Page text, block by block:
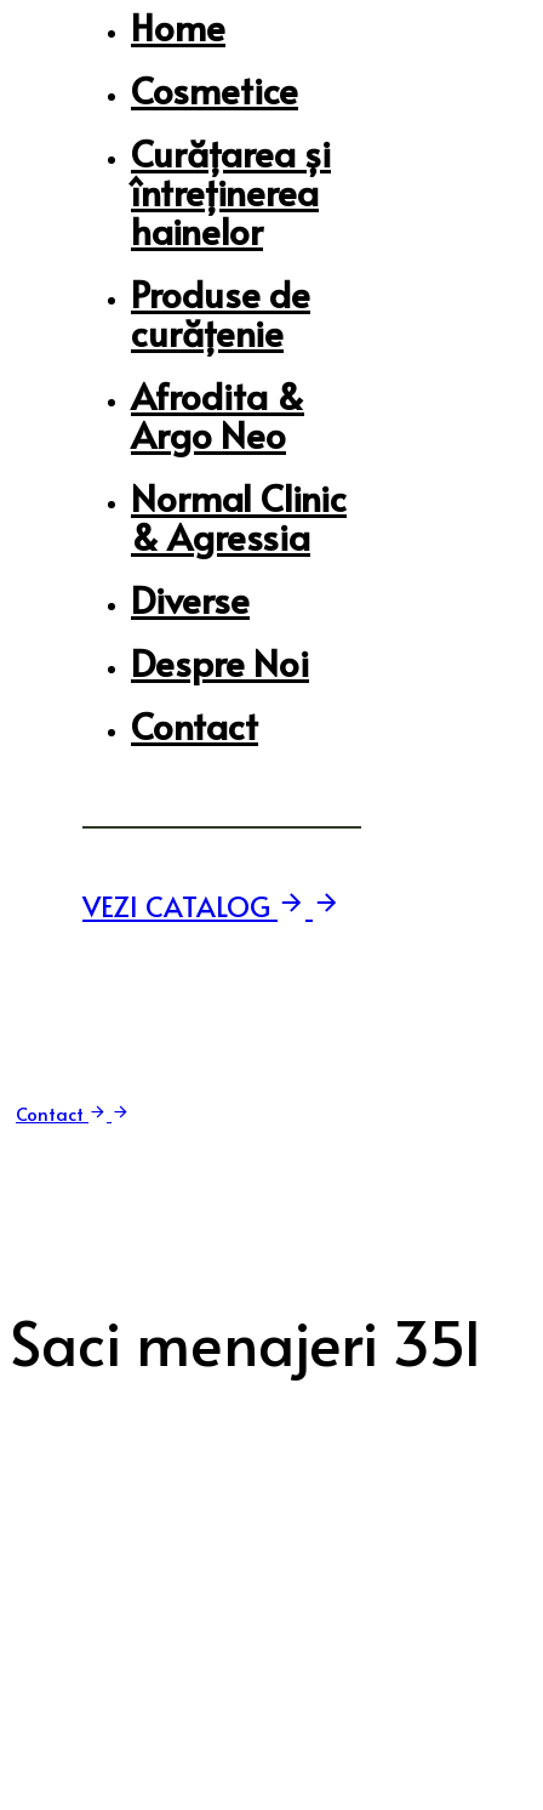
Home
Cosmetice
Curățarea și
întreținerea
hainelor
Produse de
curățenie
Afrodita &
Argo Neo
Normal Clinic
& Agressia
Diverse
Despre Noi
Contact
VEZI CATALOG
Contact
Saci menajeri 35l